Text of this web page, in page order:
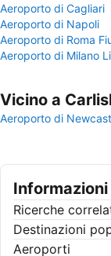
Aeroporto di Cagliari
Aeroporto di Napoli
Aeroporto di Roma
Aeroporto di Milano
Vicino a
Aeroporto di
Ricerche
Destinazioni
Aeroporti